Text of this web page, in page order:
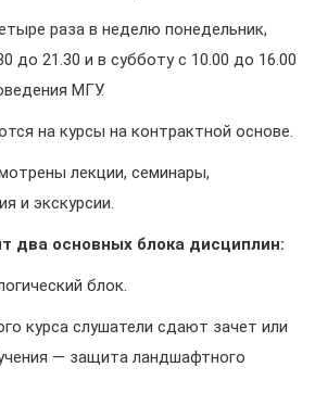
раза в неделю понедельник,
до 21.30 и в субботу с 10.00 до 16.00
МГУ.
на курсы на контрактной основе.
лекции, семинары,
и экскурсии.
два основных блока дисциплин:
блок.
курса слушатели сдают зачет или
— защита ландшафтного